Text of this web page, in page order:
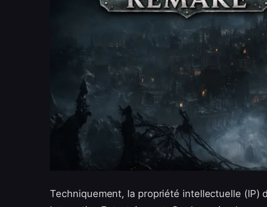
Techniquement, la propriété intellectuelle (IP)